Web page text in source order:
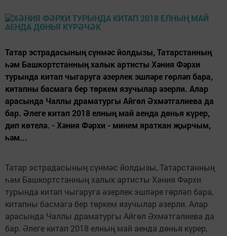
Татар эстрадасының сүнмәс йолдызы, Татарстанның
һәм Башкортстанның халык артисты Хәния Фәрхи
турында китап чыгаруга әзерлек эшләре гөрләп бара,
китапны басмага бер төркем язучылар әзерли. Алар
арасында Чаллы драматургы Айгөл Әхмәтгалиева да
бар. Әлеге китап 2018 елның май аенда дөнья күрер,
дип көтелә. - Хәния Фәрхи - минем яраткан җырчым,
һәм...
Татар эстрадасының сүнмәс йолдызы, Татарстанның
һәм Башкортстанның халык артисты Хәния Фәрхи
турында китап чыгаруга әзерлек эшләре гөрләп бара,
китапны басмага бер төркем язучылар әзерли. Алар
арасында Чаллы драматургы Айгөл Әхмәтгалиева да
бар. Әлеге китап 2018 елның май аенда дөнья күрер,